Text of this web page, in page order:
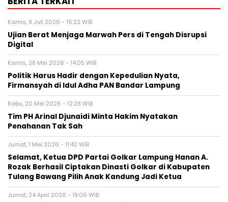
Kamis, 9 Juli 2026 - 16:22 WIB
Ujian Berat Menjaga Marwah Pers di Tengah Disrupsi
Digital
Kamis, 28 Mei 2026 - 14:05 WIB
Politik Harus Hadir dengan Kepedulian Nyata,
Firmansyah di Idul Adha PAN Bandar Lampung
Rabu, 20 Mei 2026 - 12:28 WIB
Tim PH Arinal Djunaidi Minta Hakim Nyatakan
Penahanan Tak Sah
Jumat, 1 Mei 2026 - 11:42 WIB
Selamat, Ketua DPD Partai Golkar Lampung Hanan A.
Rozak Berhasil Ciptakan Dinasti Golkar di Kabupaten
Tulang Bawang Pilih Anak Kandung Jadi Ketua
Jumat, 24 April 2026 - 19:06 WIB